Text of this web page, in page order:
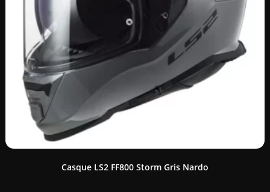
Casque LS2 FF800 Storm Gris Nardo